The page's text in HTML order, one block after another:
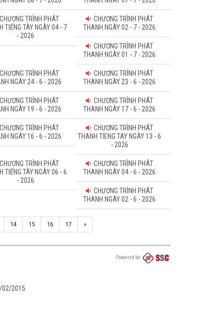
CHƯƠNG TRÌNH PHÁT
TIẾNG TÀY NGÀY 04 - 7
- 2026
CHƯƠNG TRÌNH PHÁT
THANH NGÀY 02 - 7 - 2026
CHƯƠNG TRÌNH PHÁT
THANH NGÀY 01 - 7 - 2026
CHƯƠNG TRÌNH PHÁT
NGÀY 24 - 6 - 2026
CHƯƠNG TRÌNH PHÁT
THANH NGÀY 23 - 6 - 2026
CHƯƠNG TRÌNH PHÁT
NGÀY 19 - 6 - 2026
CHƯƠNG TRÌNH PHÁT
THANH NGÀY 17 - 6 - 2026
CHƯƠNG TRÌNH PHÁT
NGÀY 16 - 6 - 2026
CHƯƠNG TRÌNH PHÁT
THANH TIENG TAY NGÀY 13 - 6
- 2026
CHƯƠNG TRÌNH PHÁT
TIẾNG TÀY NGÀY 06 - 6
- 2026
CHƯƠNG TRÌNH PHÁT
THANH NGÀY 04 - 6 - 2026
CHƯƠNG TRÌNH PHÁT
THANH NGÀY 02 - 6 - 2026
14 15 16 17 »
Powered by
02/2015